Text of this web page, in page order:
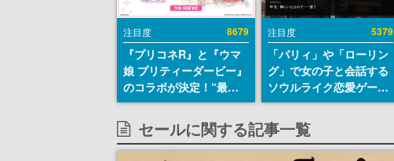
注目度 8679
『プリコネR』と『ウマ
娘 プリティーダービー』
のコラボが決定！“最大
170連無料”の8.5周年キ
ャンペーンなども発表
注目度 5379
「パリィ」や「ローリン
グ」で女の子と会話する
ソウルライク恋愛ゲーム
『小早川さんはソウルラ
イク』無料公開。返事に
失敗すると「YOU
DIED」
セールに関する記事一覧